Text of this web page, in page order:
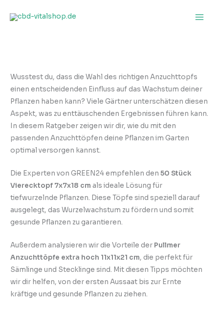
Inhalt
Wusstest du, dass die Wahl des richtigen Anzuchttopfs
einen entscheidenden Einfluss auf das Wachstum deiner
Pflanzen haben kann? Viele Gärtner unterschätzen diesen
Aspekt, was zu enttäuschenden Ergebnissen führen kann.
In diesem Ratgeber zeigen wir dir, wie du mit den
passenden Anzuchttöpfen deine Pflanzen im Garten
optimal versorgen kannst.
Die Experten von GREEN24 empfehlen den50 Stück
Vierecktopf 7x7x18 cm als ideale Lösung für
tiefwurzelnde Pflanzen. Diese Töpfe sind speziell darauf
ausgelegt, das Wurzelwachstum zu fördern und somit
gesunde Pflanzen zu garantieren.
Außerdem analysieren wir die Vorteile der Pullmer
Anzuchttöpfe extra hoch 11x11x21 cm, die perfekt für
Sämlinge und Stecklinge sind. Mit diesen Tipps möchten
wir dir helfen, von der ersten Aussaat bis zur Ernte
kräftige und gesunde Pflanzen zu ziehen.